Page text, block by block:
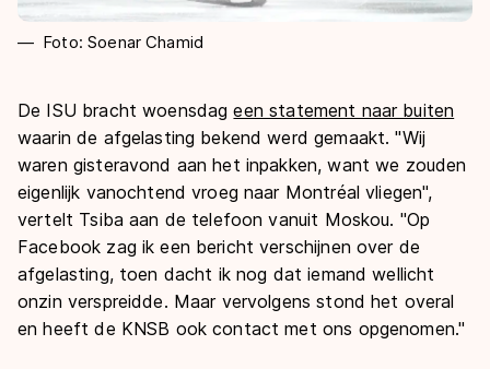
Foto: Soenar Chamid
De ISU bracht woensdageen statement naar buiten
waarin de afgelasting bekend werd gemaakt. "Wij
waren gisteravond aan het inpakken, want we zouden
eigenlijk vanochtend vroeg naar Montréal vliegen",
vertelt Tsiba aan de telefoon vanuit Moskou. "Op
Facebook zag ik een bericht verschijnen over de
afgelasting, toen dacht ik nog dat iemand wellicht
onzin verspreidde. Maar vervolgens stond het overal
en heeft de KNSB ook contact met ons opgenomen."